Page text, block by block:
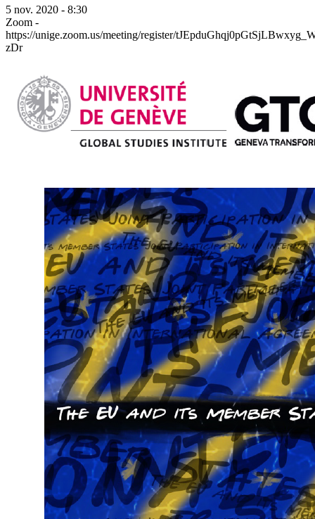
5 nov. 2020 - 8:30
Zoom -
https://unige.zoom.us/meeting/register/
zDr